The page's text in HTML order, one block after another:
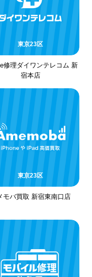
東京23区
修理ダイワンテレコム 新
宿本店
東京23区
モバ買取 新宿東南口店